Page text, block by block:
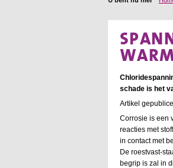
schade is het
Artikel
Corrosie is een
reacties met
in contact met
De roestvast-
begrip is zal in